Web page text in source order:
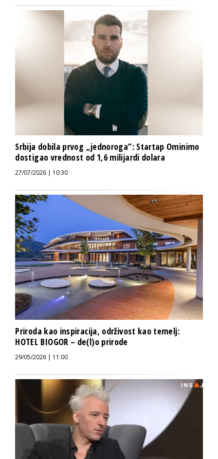
Srbija dobila prvog „jednoroga”: Startap Ominimo
dostigao vrednost od 1,6 milijardi dolara
27/07/2026 | 10:30
Priroda kao inspiracija, održivost kao temelj:
HOTEL BIOGOR – de(l)o prirode
29/05/2026 | 11:00